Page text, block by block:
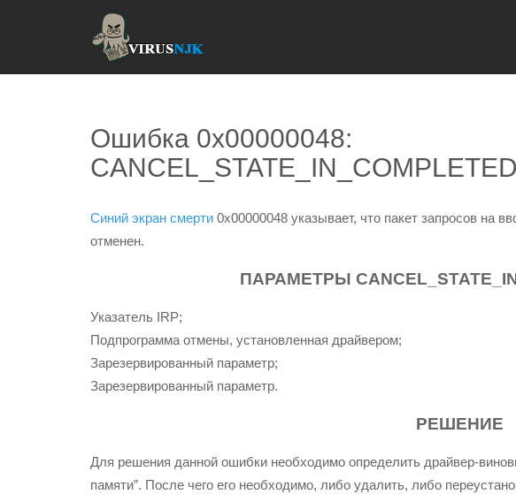
Ошибка 0x00000048:
Синий экран смерти 0x00000048 указывает, что пакет запросов на
отменен.
ПАРАМЕТРЫ
Указатель IRP;
Подпрограмма отмены, установленная драйвером;
Зарезервированный параметр;
Зарезервированный параметр.
РЕШЕНИЕ
Для решения данной ошибки необходимо определить драйвер-
памяти”. После чего его необходимо, либо удалить, либо